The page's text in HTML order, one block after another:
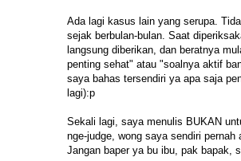
Ada lagi kasus lain yang serupa.
sejak berbulan-bulan. Saat
langsung diberikan, dan beratnya
penting sehat" atau "soalnya aktif
saya bahas tersendiri ya apa saja
lagi):p
Sekali lagi, saya menulis BUKAN
nge-judge, wong saya sendiri
Jangan baper ya bu ibu, pak bapak,